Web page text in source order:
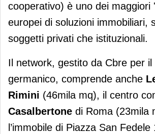
cooperativo) è uno dei maggiori
europei di soluzioni immobiliari,
soggetti privati che istituzionali.
Il network, gestito da Cbre per il
germanico, comprende anche
Rimini (46mila mq), il centro
Casalbertone di Roma (23mila
l’immobile di Piazza San